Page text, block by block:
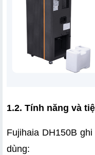
1.2. Tính năng và
Fujihaia DH150B
dùng: